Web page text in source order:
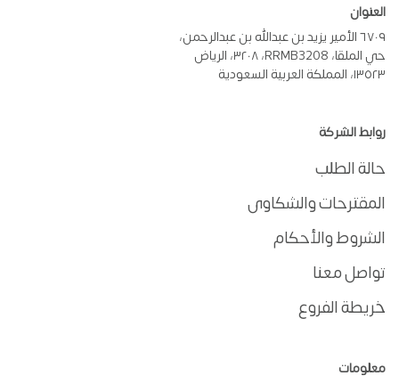
العنوان
٦٧٠٩ الأمير يزيد بن عبدالله بن عبدالرحمن،
حي الملقا، RRMB3208، ٣٢٠٨، الرياض
١٣٥٢٣، المملكة العربية السعودية
روابط الشركة
حالة الطلب
المقترحات والشكاوى
الشروط والأحكام
تواصل معنا
خريطة الفروع
معلومات